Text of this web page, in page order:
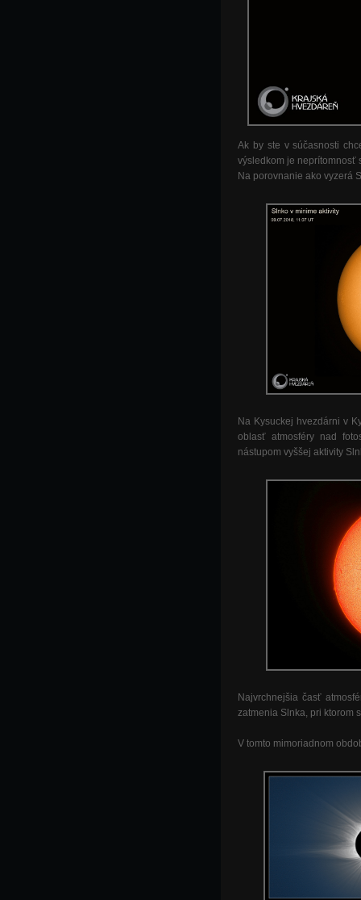
Ak by ste v súčasnosti
výsledkom je neprítomnosť
Na porovnanie ako vyzerá
Na Kysuckej hvezdárni v
oblasť atmosféry nad
nástupom vyššej aktivity
Najvrchnejšia časť
zatmenia Slnka, pri ktorom
V tomto mimoriadnom